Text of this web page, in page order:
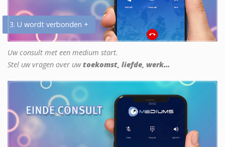
3. U wordt verbonden +
Uw consult met een medium start.
Stel uw vragen over uwtoekomst, liefde, werk...